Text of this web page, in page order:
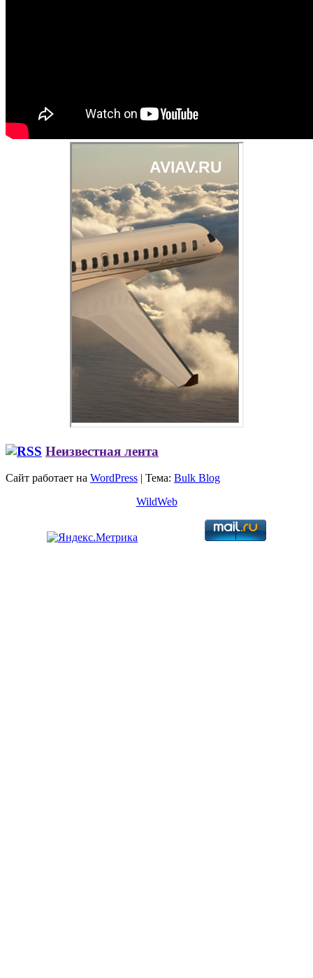
Неизвестная лента
Сайт работает на WordPress | Тема: Bulk Blog
WildWeb